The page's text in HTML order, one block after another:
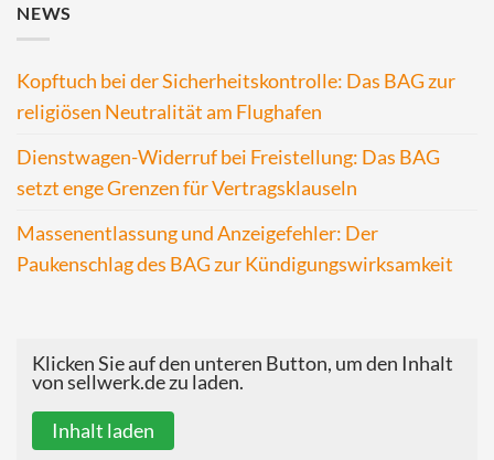
NEWS
Kopftuch bei der Sicherheitskontrolle: Das BAG zur
religiösen Neutralität am Flughafen
Dienstwagen-Widerruf bei Freistellung: Das BAG
setzt enge Grenzen für Vertragsklauseln
Massenentlassung und Anzeigefehler: Der
Paukenschlag des BAG zur Kündigungswirksamkeit
Klicken Sie auf den unteren Button, um den Inhalt
von sellwerk.de zu laden.
Inhalt laden